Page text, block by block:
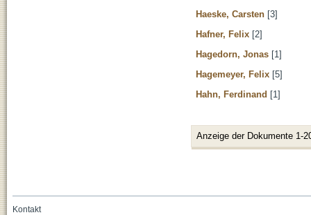
Haeske, Carsten [3]
Hafner, Felix [2]
Hagedorn, Jonas [1]
Hagemeyer, Felix [5]
Hahn, Ferdinand [1]
Anzeige der Dokumente 1-
Kontakt